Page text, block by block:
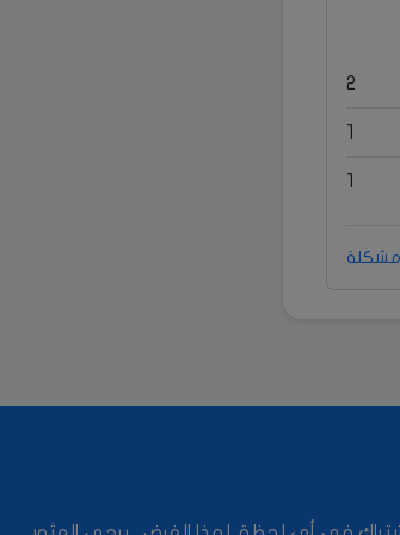
2
مشكلة